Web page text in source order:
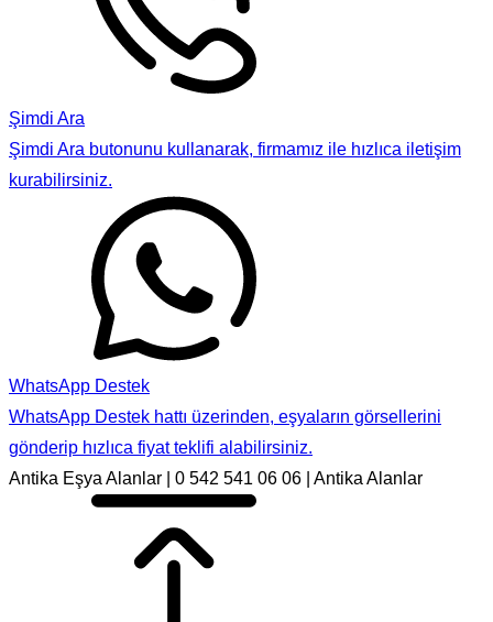
Şimdi Ara
Şimdi Ara butonunu kullanarak, firmamız ile hızlıca iletişim
kurabilirsiniz.
WhatsApp Destek
WhatsApp Destek hattı üzerinden, eşyaların görsellerini
gönderip hızlıca fiyat teklifi alabilirsiniz.
Antika Eşya Alanlar | 0 542 541 06 06 | Antika Alanlar